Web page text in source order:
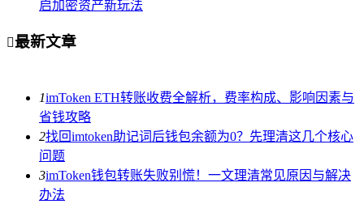
启加密资产新玩法
最新文章
1imToken ETH转账收费全解析，费率构成、影响因素与
省钱攻略
2找回imtoken助记词后钱包余额为0？先理清这几个核心
问题
3imToken钱包转账失败别慌！一文理清常见原因与解决
办法